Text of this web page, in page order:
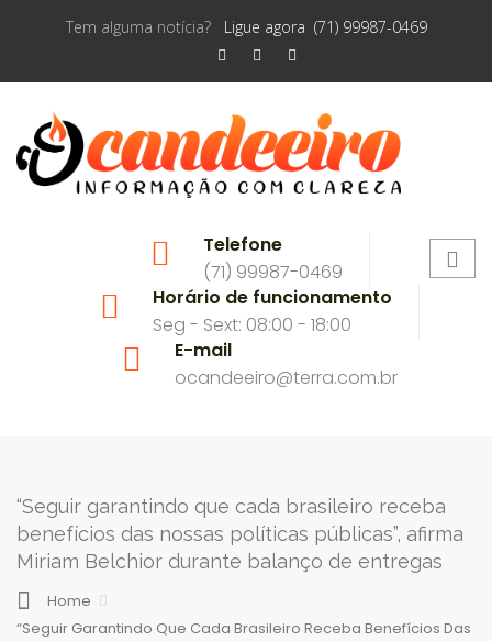
Tem alguma notícia? Ligue agora (71) 99987-0469
Telefone
(71) 99987-0469
Horário de funcionamento
Seg - Sext: 08:00 - 18:00
E-mail
ocandeeiro@terra.com.br
“Seguir garantindo que cada brasileiro receba
benefícios das nossas políticas públicas”, afirma
Miriam Belchior durante balanço de entregas
Home
“Seguir Garantindo Que Cada Brasileiro Receba Benefícios Das